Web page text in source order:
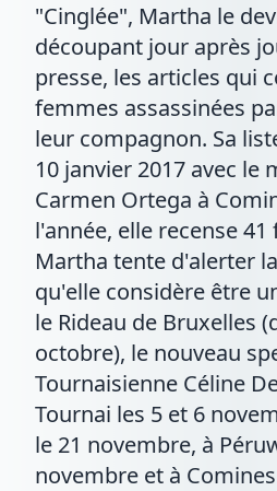
"Cinglée", Martha le
découpant jour après
presse, les articles qui
femmes assassinées
leur compagnon. Sa
10 janvier 2017 avec le
Carmen Ortega à
l'année, elle recense
Martha tente d'alerter
qu'elle considère être
le Rideau de Bruxelles
octobre), le nouveau
Tournaisienne Céline
Tournai les 5 et 6
le 21 novembre, à
novembre et à